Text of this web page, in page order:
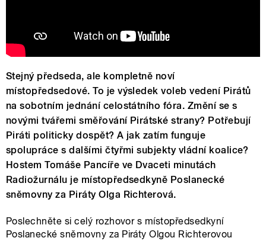
Stejný předseda, ale kompletně noví
místopředsedové. To je výsledek voleb vedení Pirátů
na sobotním jednání celostátního fóra. Změní se s
novými tvářemi směřování Pirátské strany? Potřebují
Piráti politicky dospět? A jak zatím funguje
spolupráce s dalšími čtyřmi subjekty vládní koalice?
Hostem Tomáše Pancíře ve Dvaceti minutách
Radiožurnálu je místopředsedkyně Poslanecké
sněmovny za Piráty Olga Richterová.
Poslechněte si celý rozhovor s místopředsedkyní
Poslanecké sněmovny za Piráty Olgou Richterovou